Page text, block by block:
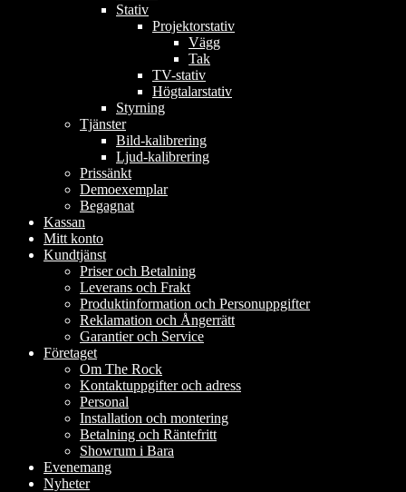
Stativ
Projektorstativ
Vägg
Tak
TV-stativ
Högtalarstativ
Styrning
Tjänster
Bild-kalibrering
Ljud-kalibrering
Prissänkt
Demoexemplar
Begagnat
Kassan
Mitt konto
Kundtjänst
Priser och Betalning
Leverans och Frakt
Produktinformation och Personuppgifter
Reklamation och Ångerrätt
Garantier och Service
Företaget
Om The Rock
Kontaktuppgifter och adress
Personal
Installation och montering
Betalning och Räntefritt
Showrum i Bara
Evenemang
Nyheter